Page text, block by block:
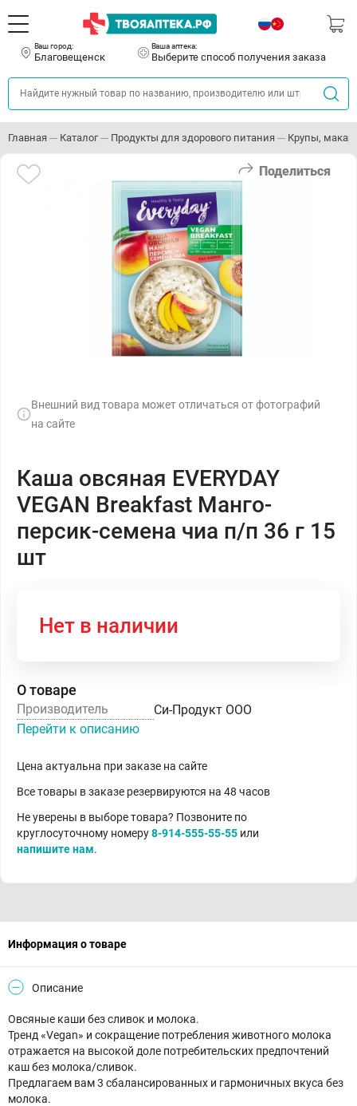
Ваш город:
Благовещенск
Ваша аптека:
Выберите способ получения заказа
Главная Каталог Продукты для здорового питания Крупы,
Поделиться
Внешний вид товара может отличаться от фотографий
на сайте
Каша овсяная EVERYDAY
VEGAN Breakfast Манго-
персик-семена чиа п/п 36 г 15
шт
Нет в наличии
О товаре
Производитель
Си-Продукт ООО
Перейти к описанию
Цена актуальна при заказе на сайте
Все товары в заказе резервируются на 48 часов
Не уверены в выборе товара? Позвоните по
круглосуточному номеру8-914-555-55-55 или
напишите нам.
Информация о товаре
Описание
Овсяные каши без сливок и молока.
Тренд «Vegan» и сокращение потребления животного молока
отражается на высокой доле потребительских предпочтений
каш без молока/сливок.
Предлагаем вам 3 сбалансированных и гармоничных вкуса без
молока.